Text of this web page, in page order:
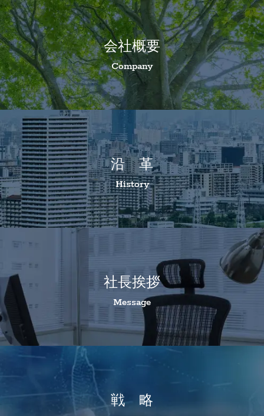
会社概要
Company
沿 革
History
社長挨拶
Message
戦 略